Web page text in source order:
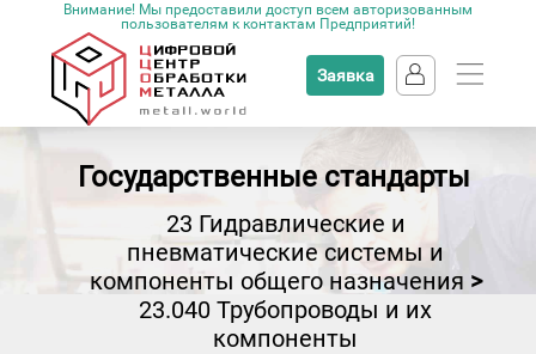
Внимание! Мы предоставили доступ всем авторизованным
пользователям к контактам Предприятий!
Заявка
Государственные стандарты
23 Гидравлические и
пневматические системы и
компоненты общего назначения >
23.040 Трубопроводы и их
компоненты